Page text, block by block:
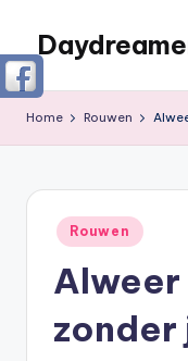
naar
de
inhoud
persoonlijke
lifestyle
Home Rouwen
Geplaatst
in
Rouwen
Alweer
zonder